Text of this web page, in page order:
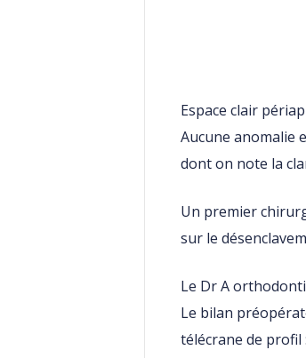
Espace clair
Aucune anomalie
dont on note la
Un premier
sur le
Le Dr A
Le bilan
télécrane de profil :